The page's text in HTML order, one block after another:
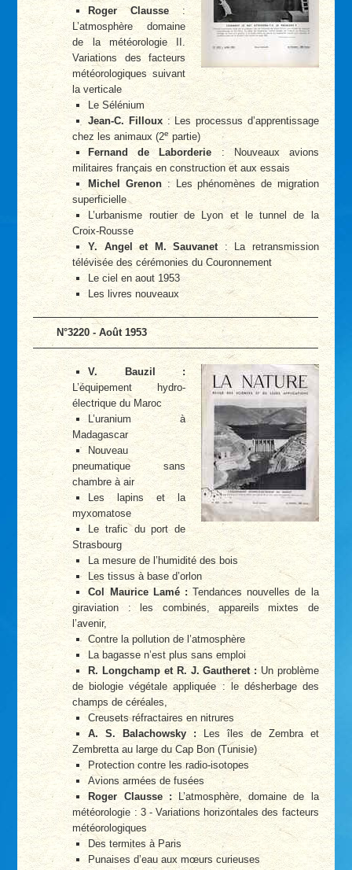
Roger Clausse :
L’atmosphère domaine
de la météorologie II.
Variations des facteurs
météorologiques suivant
la verticale
Le Sélénium
Jean-C. Filloux : Les processus d’apprentissage
chez les animaux (2e partie)
Fernand de Laborderie : Nouveaux avions
militaires français en construction et aux essais
Michel Grenon : Les phénomènes de migration
superficielle
L’urbanisme routier de Lyon et le tunnel de la
Croix-Rousse
Y. Angel et M. Sauvanet: La retransmission
télévisée des cérémonies du Couronnement
Le ciel en aout 1953
Les livres nouveaux
N°3220 - Août 1953
V. Bauzil :
L’équipement hydro-
électrique du Maroc
L’uranium à
Madagascar
Nouveau
pneumatique sans
chambre à air
Les lapins et la
myxomatose
Le trafic du port de
Strasbourg
La mesure de l’humidité des bois
Les tissus à base d’orlon
Col Maurice Lamé :Tendances nouvelles de la
giraviation : les combinés, appareils mixtes de
l’avenir,
Contre la pollution de l’atmosphère
La bagasse n’est plus sans emploi
R. Longchamp et R. J. Gautheret : Un problème
de biologie végétale appliquée : le désherbage des
champs de céréales,
Creusets réfractaires en nitrures
A. S. Balachowsky :Les îles de Zembra et
Zembretta au large du Cap Bon (Tunisie)
Protection contre les radio-isotopes
Avions armées de fusées
Roger Clausse :L’atmosphère, domaine de la
météorologie : 3 - Variations horizontales des facteurs
météorologiques
Des termites à Paris
Punaises d’eau aux mœurs curieuses